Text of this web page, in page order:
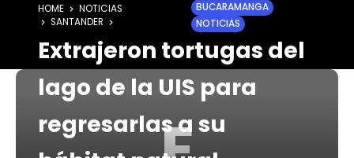
HOME
NOTICIAS
SANTANDER
BUCARAMANGA
NOTICIAS
Extrajeron tortugas del
lago de la UIS para
regresarlas a su